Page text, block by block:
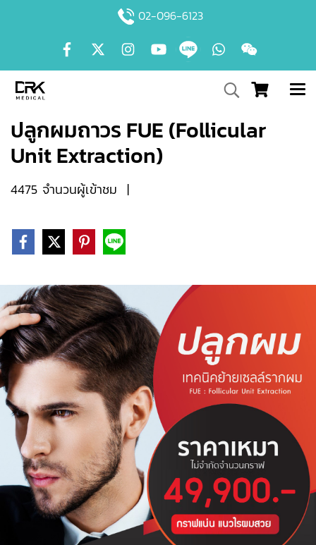
02-096-6123
ปลูกผมถาวร FUE (Follicular
Unit Extraction)
4475 จำนวนผู้เข้าชม |